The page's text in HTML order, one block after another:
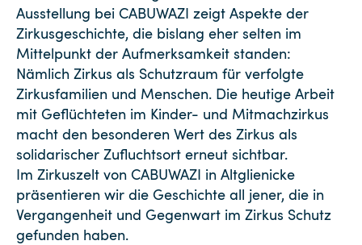
Ausstellung bei CABUWAZI zeigt Aspekte der
Zirkusgeschichte, die bislang eher selten im
Mittelpunkt der Aufmerksamkeit standen:
Nämlich Zirkus als Schutzraum für verfolgte
Zirkusfamilien und Menschen. Die heutige Arbeit
mit Geflüchteten im Kinder- und Mitmachzirkus
macht den besonderen Wert des Zirkus als
solidarischer Zufluchtsort erneut sichtbar.
Im Zirkuszelt von CABUWAZI in Altglienicke
präsentieren wir die Geschichte all jener, die in
Vergangenheit und Gegenwart im Zirkus Schutz
gefunden haben.